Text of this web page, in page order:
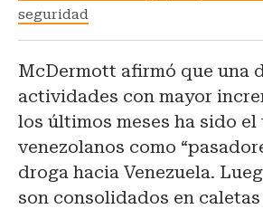
seguridad
McDermott afirmó que una
actividades con mayor
los últimos meses ha sido el
venezolanos como
droga hacia Venezuela.
son consolidados en